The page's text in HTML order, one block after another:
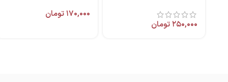
۲۵۰,۰۰۰تومان
۱۷۰,۰۰۰تومان